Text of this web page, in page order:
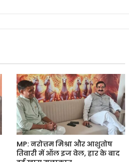
MP: नरोत्तम मिश्रा और आशुतोष
तिवारी में ऑल इज वेल, हार के बाद